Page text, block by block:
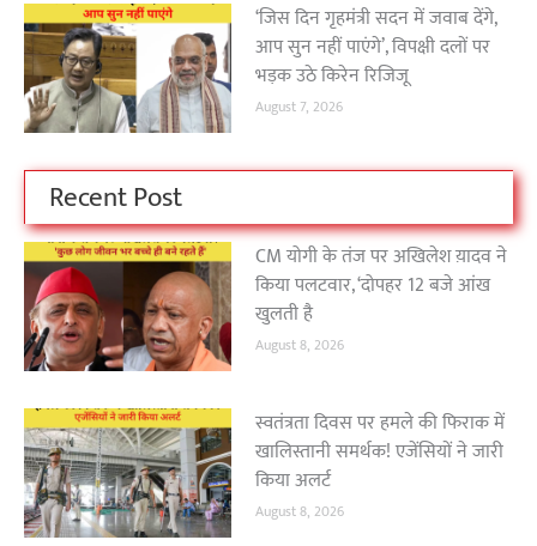
‘जिस दिन गृहमंत्री सदन में जवाब देंगे,
आप सुन नहीं पाएंगे’, विपक्षी दलों पर
भड़क उठे किरेन रिजिजू
August 7, 2026
Recent Post
CM योगी के तंज पर अखिलेश य़ादव ने
किया पलटवार, ‘दोपहर 12 बजे आंख
खुलती है
August 8, 2026
स्वतंत्रता दिवस पर हमले की फिराक में
खालिस्तानी समर्थक! एजेंसियों ने जारी
किया अलर्ट
August 8, 2026